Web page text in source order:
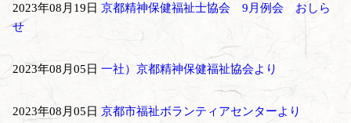
2023年08月19日 京都精神保健福祉士協会 9月例会 おしら
せ
2023年08月05日 一社）京都精神保健福祉協会より
2023年08月05日 京都市福祉ボランティアセンターより